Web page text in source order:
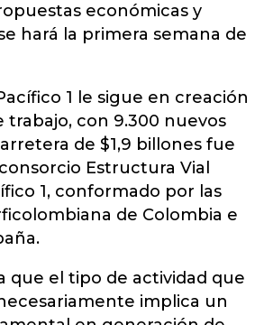
económicas y
hará la primera semana de
1 le sigue en creación
trabajo, con 9.300 nuevos
de $1,9 billones fue
Estructura Vial
1, conformado por las
de Colombia e
que el tipo de actividad que
implica un